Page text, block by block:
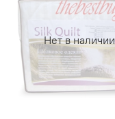
Нет в наличии